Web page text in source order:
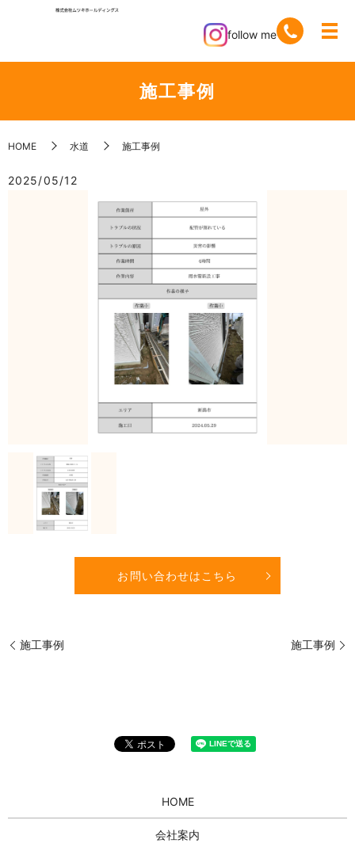
follow me
施工事例
HOME 水道 施工事例
2025/05/12
お問い合わせはこちら
施工事例 施工事例
HOME
会社案内